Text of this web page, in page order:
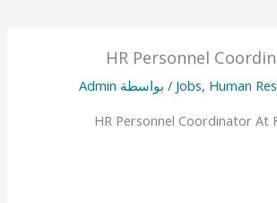
HR Personnel
Jobs, Human / بواسطة Admin
HR Personnel Coordinator At